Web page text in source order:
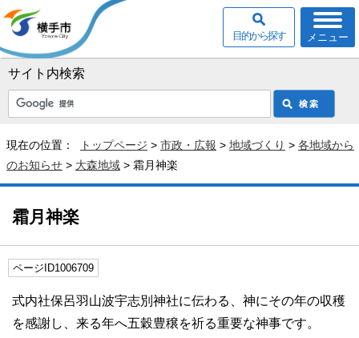
サイト内検索
メニュー
目的から探す
現在の位置： トップページ > 市政・広報 > 地域づくり > 各地域から
のお知らせ > 大森地域 > 霜月神楽
霜月神楽
ページID1006709
式内社保呂羽山波宇志別神社に伝わる、神にその年の収穫
を感謝し、来る年へ五穀豊穣を祈る重要な神事です。